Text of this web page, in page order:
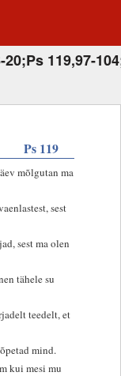
119,97-
Ps 119
mõlgutan ma
sest
sest ma olen
tähele su
teedelt, et
mind.
kui mesi mu